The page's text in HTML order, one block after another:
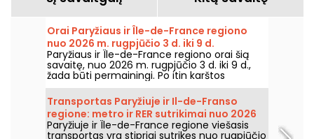
Orai Paryžiaus ir Île-de-France regiono
nuo 2026 m. rugpjūčio 3 d. iki 9 d.
Paryžiaus ir Île-de-France regiono orai šią
savaitę, nuo 2026 m. rugpjūčio 3 d. iki 9 d.,
žada būti permainingi. Po itin karštos
pirmadienio, kai buvo rizika perkūnijų,
temperatūros laikysis palaipsniui kris, kol grįš
šiltesnis ir saulėtas oras savaitgalį.
Transportas Paryžiuje ir Il-de-Franso
regione: metro ir RER sutrikimai nuo 2026
m. rugpjūčio 3 d. iki 9 d.
Paryžiuje ir Île-de-France regione viešasis
transportas yra stipriai sutrikęs nuo rugpjūčio